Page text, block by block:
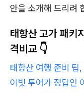
안을 소개해 드리려
태항산 고가 패키
격비교 👇
태항산 여행 준비
이빗 투어가 정답인